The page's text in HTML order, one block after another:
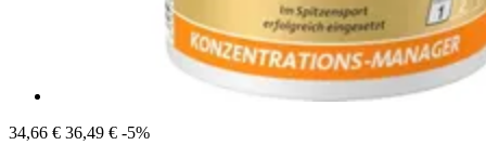
34,66 € 36,49 € -5%